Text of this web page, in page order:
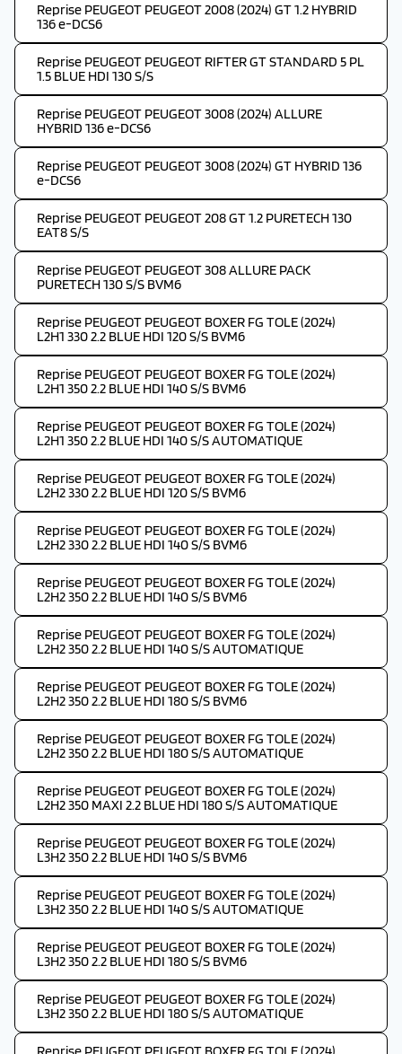
Reprise PEUGEOT PEUGEOT 2008 (2024) GT 1.2 HYBRID
136 e-DCS6
Reprise PEUGEOT PEUGEOT RIFTER GT STANDARD 5 PL
1.5 BLUE HDI 130 S/S
Reprise PEUGEOT PEUGEOT 3008 (2024) ALLURE
HYBRID 136 e-DCS6
Reprise PEUGEOT PEUGEOT 3008 (2024) GT HYBRID 136
e-DCS6
Reprise PEUGEOT PEUGEOT 208 GT 1.2 PURETECH 130
EAT8 S/S
Reprise PEUGEOT PEUGEOT 308 ALLURE PACK
PURETECH 130 S/S BVM6
Reprise PEUGEOT PEUGEOT BOXER FG TOLE (2024)
L2H1 330 2.2 BLUE HDI 120 S/S BVM6
Reprise PEUGEOT PEUGEOT BOXER FG TOLE (2024)
L2H1 350 2.2 BLUE HDI 140 S/S BVM6
Reprise PEUGEOT PEUGEOT BOXER FG TOLE (2024)
L2H1 350 2.2 BLUE HDI 140 S/S AUTOMATIQUE
Reprise PEUGEOT PEUGEOT BOXER FG TOLE (2024)
L2H2 330 2.2 BLUE HDI 120 S/S BVM6
Reprise PEUGEOT PEUGEOT BOXER FG TOLE (2024)
L2H2 330 2.2 BLUE HDI 140 S/S BVM6
Reprise PEUGEOT PEUGEOT BOXER FG TOLE (2024)
L2H2 350 2.2 BLUE HDI 140 S/S BVM6
Reprise PEUGEOT PEUGEOT BOXER FG TOLE (2024)
L2H2 350 2.2 BLUE HDI 140 S/S AUTOMATIQUE
Reprise PEUGEOT PEUGEOT BOXER FG TOLE (2024)
L2H2 350 2.2 BLUE HDI 180 S/S BVM6
Reprise PEUGEOT PEUGEOT BOXER FG TOLE (2024)
L2H2 350 2.2 BLUE HDI 180 S/S AUTOMATIQUE
Reprise PEUGEOT PEUGEOT BOXER FG TOLE (2024)
L2H2 350 MAXI 2.2 BLUE HDI 180 S/S AUTOMATIQUE
Reprise PEUGEOT PEUGEOT BOXER FG TOLE (2024)
L3H2 350 2.2 BLUE HDI 140 S/S BVM6
Reprise PEUGEOT PEUGEOT BOXER FG TOLE (2024)
L3H2 350 2.2 BLUE HDI 140 S/S AUTOMATIQUE
Reprise PEUGEOT PEUGEOT BOXER FG TOLE (2024)
L3H2 350 2.2 BLUE HDI 180 S/S BVM6
Reprise PEUGEOT PEUGEOT BOXER FG TOLE (2024)
L3H2 350 2.2 BLUE HDI 180 S/S AUTOMATIQUE